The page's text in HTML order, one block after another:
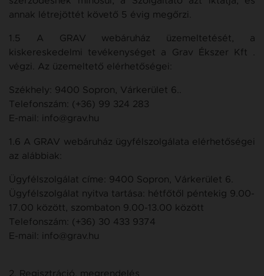
annak létrejöttét követő 5 évig megőrzi.
1.5 A GRAV webáruház üzemeltetését, a
kiskereskedelmi tevékenységet a Grav Ékszer Kft .
végzi. Az üzemeltető elérhetőségei:
Székhely: 9400 Sopron, Várkerület 6..
Telefonszám: (+36) 99 324 283
E-mail: info@grav.hu
1.6 A GRAV webáruház ügyfélszolgálata elérhetőségei
az alábbiak:
Ügyfélszolgálat címe: 9400 Sopron, Várkerület 6.
Ügyfélszolgálat nyitva tartása: hétfőtől péntekig 9.00-
17.00 között, szombaton 9.00-13.00 között
Telefonszám: (+36) 30 433 9374
E-mail: info@grav.hu
2. Regisztráció, megrendelés